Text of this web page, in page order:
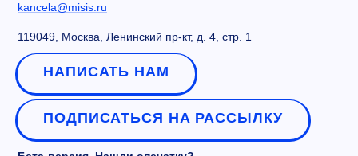
kancela@misis.ru
119049, Москва, Ленинский пр-кт, д. 4, стр. 1
НАПИСАТЬ НАМ
ПОДПИСАТЬСЯ НА РАССЫЛКУ